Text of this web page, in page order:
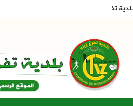
تفرغ زينة يعقد دورته الثالثة العادية لسنة 2026